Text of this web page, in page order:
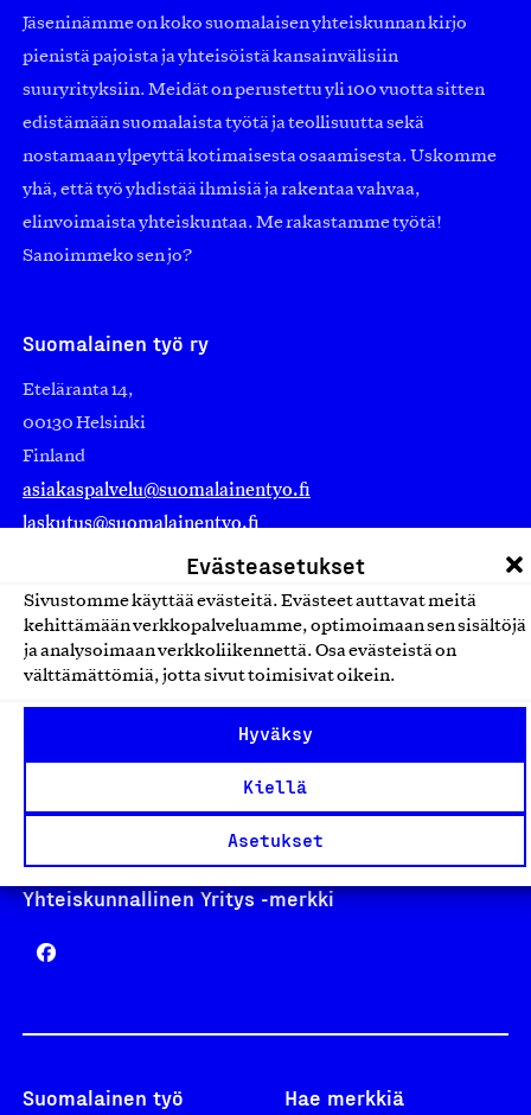
Evästeasetukset
Sivustomme käyttää evästeitä. Evästeet auttavat meitä
kehittämään verkkopalveluamme, optimoimaan sen sisältöjä
ja analysoimaan verkkoliikennettä. Osa evästeistä on
välttämättömiä, jotta sivut toimisivat oikein.
Hyväksy
Kiellä
Asetukset
Jäseninämme on koko suomalaisen yhteiskunnan kirjo
pienistä pajoista ja yhteisöistä kansainvälisiin
suuryrityksiin. Meidät on perustettu yli 100 vuotta sitten
edistämään suomalaista työtä ja teollisuutta sekä
nostamaan ylpeyttä kotimaisesta osaamisesta. Uskomme
yhä, että työ yhdistää ihmisiä ja rakentaa vahvaa,
elinvoimaista yhteiskuntaa. Me rakastamme työtä!
Sanoimmeko sen jo?
Suomalainen työ ry
Eteläranta 14,
00130 Helsinki
Finland
asiakaspalvelu@suomalainentyo.fi
laskutus@suomalainentyo.fi
Avainlippu
Yhteiskunnallinen Yritys -merkki
Suomalainen työ Hae merkkiä